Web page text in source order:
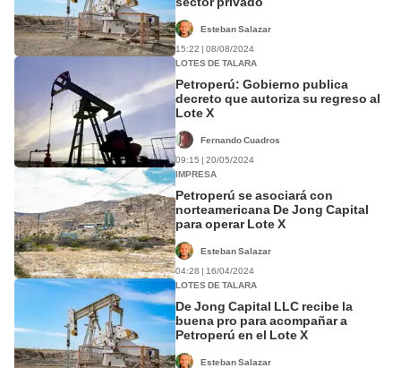
Esteban Salazar
15:22 | 08/08/2024
LOTES DE TALARA
Petroperú: Gobierno publica
decreto que autoriza su regreso al
Lote X
Fernando Cuadros
09:15 | 20/05/2024
IMPRESA
Petroperú se asociará con
norteamericana De Jong Capital
para operar Lote X
Esteban Salazar
04:28 | 16/04/2024
LOTES DE TALARA
De Jong Capital LLC recibe la
buena pro para acompañar a
Petroperú en el Lote X
Esteban Salazar